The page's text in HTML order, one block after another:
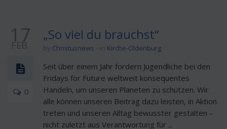
17
FEB.
0
„So viel du brauchst“
by Christusnews in Kirche-Oldenburg
Seit über einem Jahr fordern Jugendliche bei den
Fridays for Future weltweit konsequentes
Handeln, um unseren Planeten zu schützen. Wir
alle können unseren Beitrag dazu leisten, in Aktion
treten und unseren Alltag bewusster gestalten –
nicht zuletzt aus Verantwortung für ...